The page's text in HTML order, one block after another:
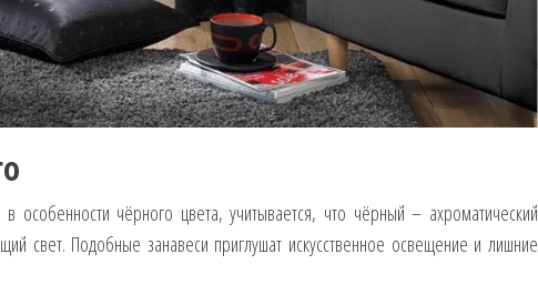
чёрного цвета, учитывается, что чёрный – ахроматический
свет. Подобные занавеси приглушат искусственное освещение и лишние